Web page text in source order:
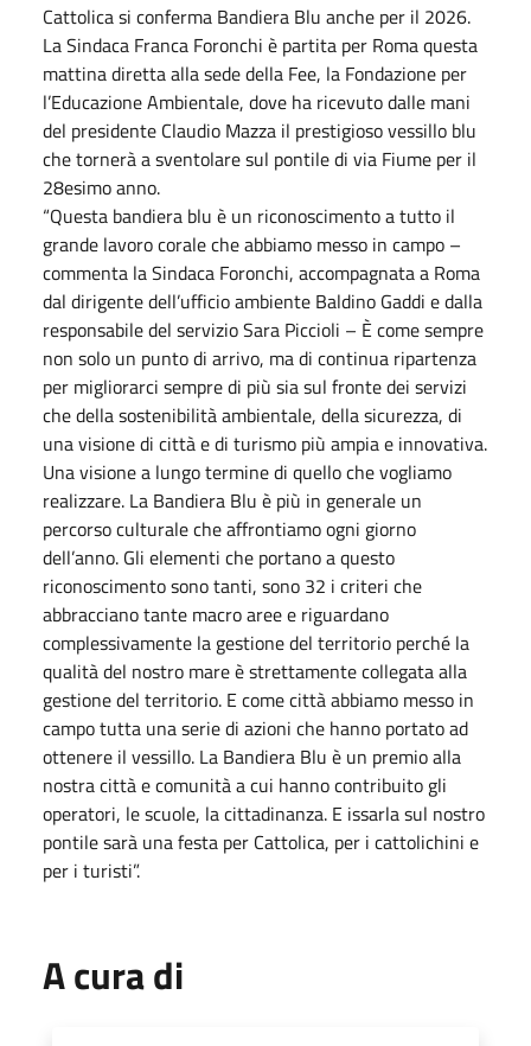
Cattolica si conferma Bandiera Blu anche per il 2026.
La Sindaca Franca Foronchi è partita per Roma questa
mattina diretta alla sede della Fee, la Fondazione per
l’Educazione Ambientale, dove ha ricevuto dalle mani
del presidente Claudio Mazza il prestigioso vessillo blu
che tornerà a sventolare sul pontile di via Fiume per il
28esimo anno.
“Questa bandiera blu è un riconoscimento a tutto il
grande lavoro corale che abbiamo messo in campo –
commenta la Sindaca Foronchi, accompagnata a Roma
dal dirigente dell’ufficio ambiente Baldino Gaddi e dalla
responsabile del servizio Sara Piccioli – È come sempre
non solo un punto di arrivo, ma di continua ripartenza
per migliorarci sempre di più sia sul fronte dei servizi
che della sostenibilità ambientale, della sicurezza, di
una visione di città e di turismo più ampia e innovativa.
Una visione a lungo termine di quello che vogliamo
realizzare. La Bandiera Blu è più in generale un
percorso culturale che affrontiamo ogni giorno
dell’anno. Gli elementi che portano a questo
riconoscimento sono tanti, sono 32 i criteri che
abbracciano tante macro aree e riguardano
complessivamente la gestione del territorio perché la
qualità del nostro mare è strettamente collegata alla
gestione del territorio. E come città abbiamo messo in
campo tutta una serie di azioni che hanno portato ad
ottenere il vessillo. La Bandiera Blu è un premio alla
nostra città e comunità a cui hanno contribuito gli
operatori, le scuole, la cittadinanza. E issarla sul nostro
pontile sarà una festa per Cattolica, per i cattolichini e
per i turisti”.
A cura di